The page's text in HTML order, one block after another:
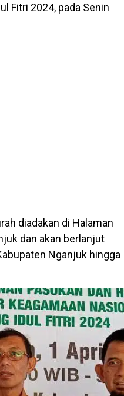
Fitri 2024, pada Senin
diadakan di Halaman
dan akan berlanjut
Nganjuk hingga